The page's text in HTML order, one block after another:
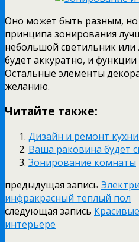
Оно может быть разным, но
принципа зонирования
небольшой светильник или
будет аккуратно, и функции
Остальные элементы
желанию.
Читайте также:
Дизайн и ремонт
Ваша раковина будет
Зонирование комнаты
предыдущая запись
инфракрасный теплый пол
следующая запись
интерьере